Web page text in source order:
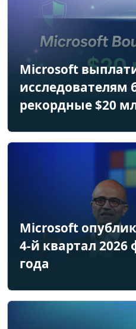
Microsoft
исследователям
рекордные $20
Microsoft
4-й квартал 2026
года